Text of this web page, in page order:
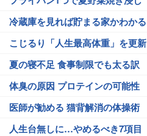
冷蔵庫を見れば貯まる家かわかる
こじるり「人生最高体重」を更新
夏の寝不足 食事制限でも太る訳
体臭の原因 プロテインの可能性
医師が勧める 猫背解消の体操術
人生台無しに…やめるべき7項目